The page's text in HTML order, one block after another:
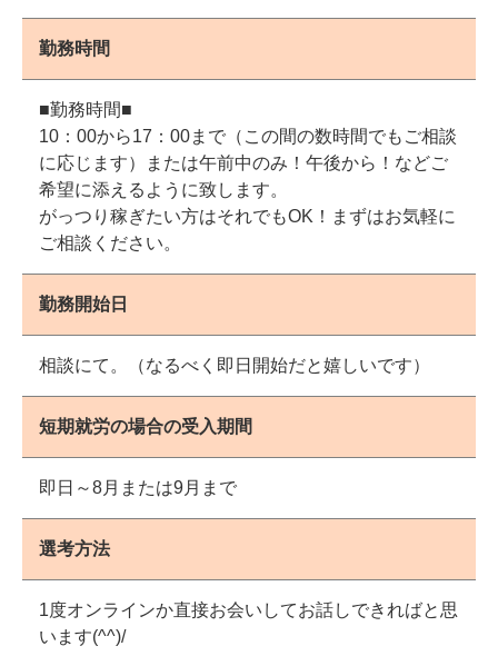
勤務時間
■勤務時間■
10：00から17：00まで（この間の数時間でもご相談
に応じます）または午前中のみ！午後から！などご
希望に添えるように致します。
がっつり稼ぎたい方はそれでもOK！まずはお気軽に
ご相談ください。
勤務開始日
相談にて。（なるべく即日開始だと嬉しいです）
短期就労の場合の受入期間
即日～8月または9月まで
選考方法
1度オンラインか直接お会いしてお話しできればと思
います(^^)/